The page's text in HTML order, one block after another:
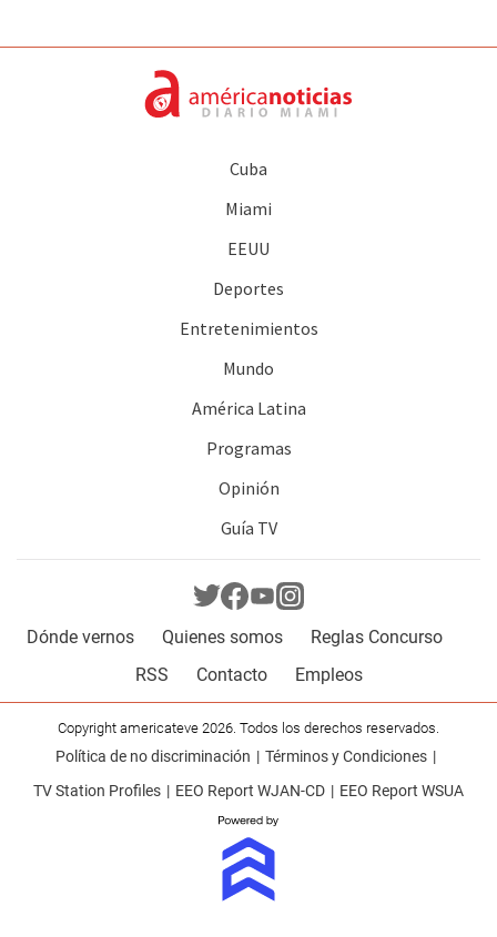
Cuba
Miami
EEUU
Deportes
Entretenimientos
Mundo
América Latina
Programas
Opinión
Guía TV
Dónde vernos Quienes somos
Reglas Concurso
RSS
Contacto Empleos
Copyright americateve 2026. Todos los derechos reservados.
Política de no discriminación
Términos y Condiciones
TV Station Profiles
EEO Report WJAN-CD EEO Report WSUA